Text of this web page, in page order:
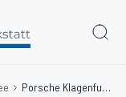
Porsche Klagenfurt (Unfall Spezialist)